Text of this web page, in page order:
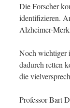
Die Forscher
identifizieren.
Alzheimer-
Noch wichtiger
dadurch retten
die
Professor Bart